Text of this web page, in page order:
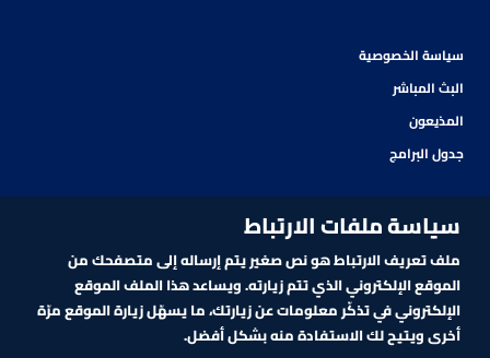
سياسة الخصوصية
البث المباشر
المذيعون
جدول البرامج
سياسة ملفات الارتباط
ملف تعريف الارتباط هو نص صغير يتم إرساله إلى متصفحك من
الموقع الإلكتروني الذي تتم زيارته. ويساعد هذا الملف الموقع
الإلكتروني في تذكّر معلومات عن زيارتك، ما يسهّل زيارة الموقع مرّة
أخرى ويتيح لك الاستفادة منه بشكل أفضل.